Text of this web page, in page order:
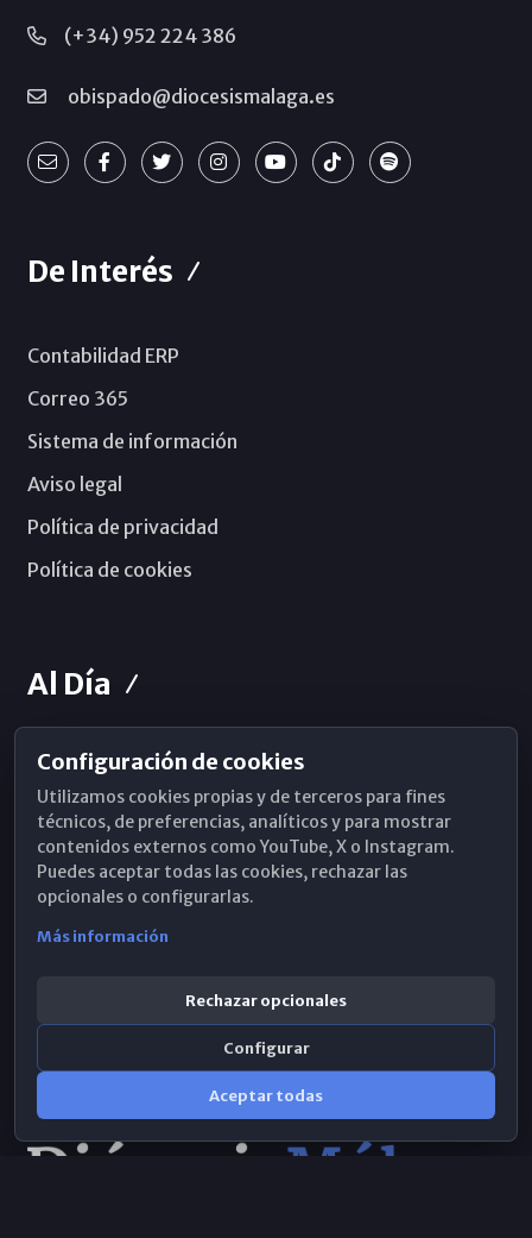
(+34) 952 224 386
obispado@diocesismalaga.es
De Interés
Contabilidad ERP
Correo 365
Sistema de información
Aviso legal
Política de privacidad
Política de cookies
Al Día
Horarios de Misa
Hemeroteca
WhatsApp
Configuración de cookies
Utilizamos cookies propias y de terceros para fines
técnicos, de preferencias, analíticos y para mostrar
contenidos externos como YouTube, X o Instagram.
Puedes aceptar todas las cookies, rechazar las
opcionales o configurarlas.
Más información
Rechazar opcionales
Configurar
Aceptar todas